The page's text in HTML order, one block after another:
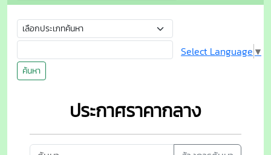
ค้นหา
Select Language ▼
ประกาศราคากลาง